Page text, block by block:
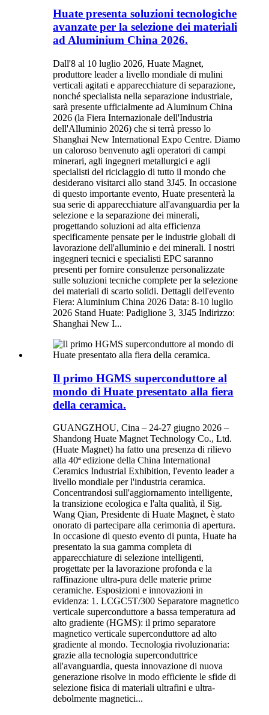
Huate presenta soluzioni tecnologiche
avanzate per la selezione dei materiali
ad Aluminium China 2026.
Dall'8 al 10 luglio 2026, Huate Magnet,
produttore leader a livello mondiale di mulini
verticali agitati e apparecchiature di separazione,
nonché specialista nella separazione industriale,
sarà presente ufficialmente ad Aluminum China
2026 (la Fiera Internazionale dell'Industria
dell'Alluminio 2026) che si terrà presso lo
Shanghai New International Expo Centre. Diamo
un caloroso benvenuto agli operatori di campi
minerari, agli ingegneri metallurgici e agli
specialisti del riciclaggio di tutto il mondo che
desiderano visitarci allo stand 3J45. In occasione
di questo importante evento, Huate presenterà la
sua serie di apparecchiature all'avanguardia per la
selezione e la separazione dei minerali,
progettando soluzioni ad alta efficienza
specificamente pensate per le industrie globali di
lavorazione dell'alluminio e dei minerali. I nostri
ingegneri tecnici e specialisti EPC saranno
presenti per fornire consulenze personalizzate
sulle soluzioni tecniche complete per la selezione
dei materiali di scarto solidi. Dettagli dell'evento
Fiera: Aluminium China 2026 Data: 8-10 luglio
2026 Stand Huate: Padiglione 3, 3J45 Indirizzo:
Shanghai New I...
Il primo HGMS superconduttore al
mondo di Huate presentato alla fiera
della ceramica.
GUANGZHOU, Cina – 24-27 giugno 2026 –
Shandong Huate Magnet Technology Co., Ltd.
(Huate Magnet) ha fatto una presenza di rilievo
alla 40ª edizione della China International
Ceramics Industrial Exhibition, l'evento leader a
livello mondiale per l'industria ceramica.
Concentrandosi sull'aggiornamento intelligente,
la transizione ecologica e l'alta qualità, il Sig.
Wang Qian, Presidente di Huate Magnet, è stato
onorato di partecipare alla cerimonia di apertura.
In occasione di questo evento di punta, Huate ha
presentato la sua gamma completa di
apparecchiature di selezione intelligenti,
progettate per la lavorazione profonda e la
raffinazione ultra-pura delle materie prime
ceramiche. Esposizioni e innovazioni in
evidenza: 1. LCGC5T/300 Separatore magnetico
verticale superconduttore a bassa temperatura ad
alto gradiente (HGMS): il primo separatore
magnetico verticale superconduttore ad alto
gradiente al mondo. Tecnologia rivoluzionaria:
grazie alla tecnologia superconduttrice
all'avanguardia, questa innovazione di nuova
generazione risolve in modo efficiente le sfide di
selezione fisica di materiali ultrafini e ultra-
debolmente magnetici...